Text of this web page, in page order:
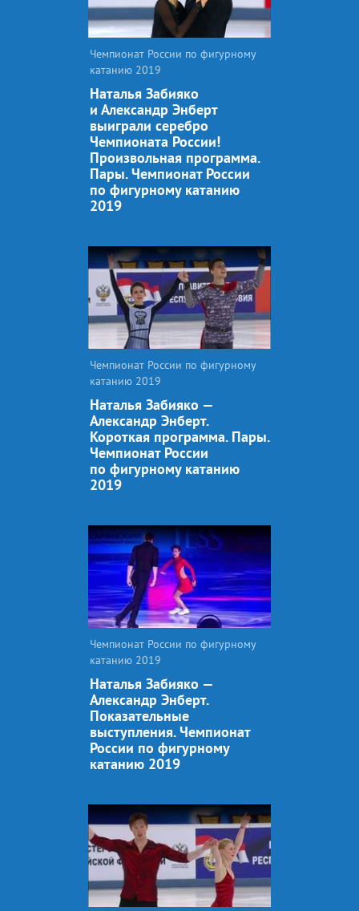
Чемпионат России по фигурному
катанию 2019
Наталья Забияко
и Александр Энберт
выиграли серебро
Чемпионата России!
Произвольная программа.
Пары. Чемпионат России
по фигурному катанию
2019
Чемпионат России по фигурному
катанию 2019
Наталья Забияко —
Александр Энберт.
Короткая программа. Пары.
Чемпионат России
по фигурному катанию
2019
Чемпионат России по фигурному
катанию 2019
Наталья Забияко —
Александр Энберт.
Показательные
выступления. Чемпионат
России по фигурному
катанию 2019